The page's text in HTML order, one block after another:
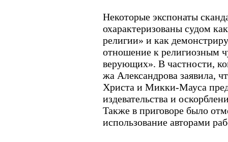
Некоторые экспонаты
охарактеризованы судом
религии» и как
отношение к религиозным
верующих». В частности,
жа Александрова заявила,
Христа и Микки-Мауса
издевательства и
Также в приговоре было
использование авторами